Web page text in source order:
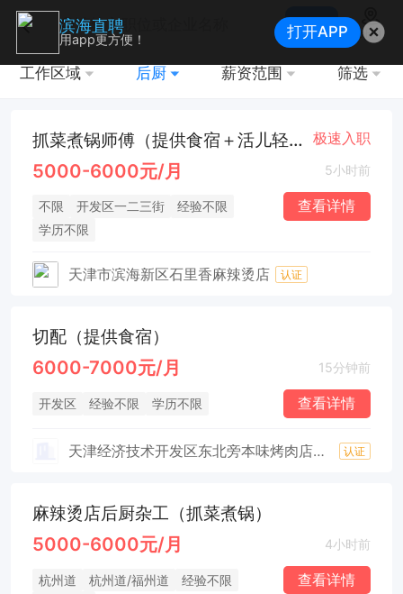
搜索
地图
工作区域 后厨 薪资范围 筛选
抓菜煮锅师傅（提供食宿＋活儿轻松 ） 极速入职
5000-6000元/月 5小时前
不限 开发区一二三街
经验不限
学历不限
查看详情
天津市滨海新区石里香麻辣烫店 认证
切配（提供食宿）
6000-7000元/月 15分钟前
开发区 经验不限 学历不限 查看详情
天津经济技术开发区东北旁本味烤肉店（个体工商户） 认证
麻辣烫店后厨杂工（抓菜煮锅）
5000-6000元/月 4小时前
杭州道 杭州道/福州道
经验不限
查看详情
滨海直聘
用app更方便！ 打开APP